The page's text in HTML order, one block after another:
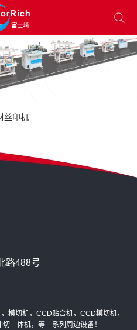
丝印机
路488号
模切机，CCD贴合机，CCD模切机，
一体机，等一系列周边设备！